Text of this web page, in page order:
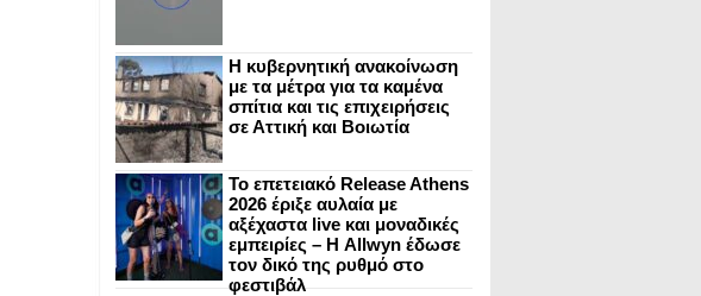
Η κυβερνητική ανακοίνωση
με τα μέτρα για τα καμένα
σπίτια και τις επιχειρήσεις
σε Αττική και Βοιωτία
Το επετειακό Release Athens
2026 έριξε αυλαία με
αξέχαστα live και μοναδικές
εμπειρίες – Η Allwyn έδωσε
τον δικό της ρυθμό στο
φεστιβάλ